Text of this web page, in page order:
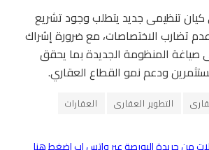
كيان تنظيمى جديد يتطلب وجود تشريع
تضارب الاختصاصات، مع ضرورة إشراك
صياغة المنظومة الجديدة بما يحقق
ودعم نمو القطاع العقاري.
التطوير العقارى العقارات